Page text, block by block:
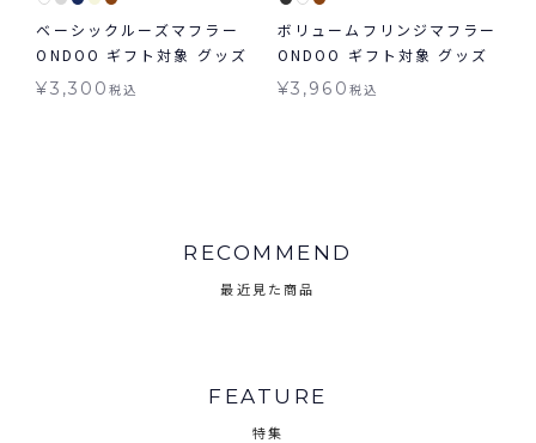
ベーシックルーズマフラー
ONDOO ギフト対象 グッズ
¥3,300税込
ボリュームフリンジマフラー
ONDOO ギフト対象 グッズ
¥3,960 税込
RECOMMEND
最近見た商品
FEATURE
特集